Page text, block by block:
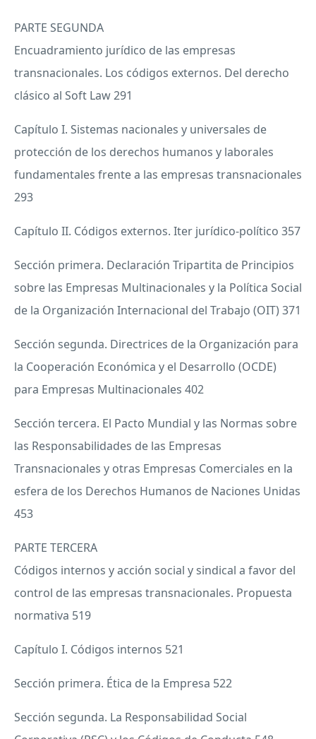
PARTE SEGUNDA
Encuadramiento jurídico de las empresas
transnacionales. Los códigos externos. Del derecho
clásico al Soft Law 291
Capítulo I. Sistemas nacionales y universales de
protección de los derechos humanos y laborales
fundamentales frente a las empresas transnacionales
293
Capítulo II. Códigos externos. Iter jurídico-político 357
Sección primera. Declaración Tripartita de Principios
sobre las Empresas Multinacionales y la Política Social
de la Organización Internacional del Trabajo (OIT) 371
Sección segunda. Directrices de la Organización para
la Cooperación Económica y el Desarrollo (OCDE)
para Empresas Multinacionales 402
Sección tercera. El Pacto Mundial y las Normas sobre
las Responsabilidades de las Empresas
Transnacionales y otras Empresas Comerciales en la
esfera de los Derechos Humanos de Naciones Unidas
453
PARTE TERCERA
Códigos internos y acción social y sindical a favor del
control de las empresas transnacionales. Propuesta
normativa 519
Capítulo I. Códigos internos 521
Sección primera. Ética de la Empresa 522
Sección segunda. La Responsabilidad Social